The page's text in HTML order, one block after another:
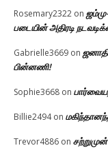
Rosemary2322 on
படையின் அதிரடி
Gabrielle3669 on
பின்னணி!
Sophie3668 on
Billie2494on
Trevor4886 on